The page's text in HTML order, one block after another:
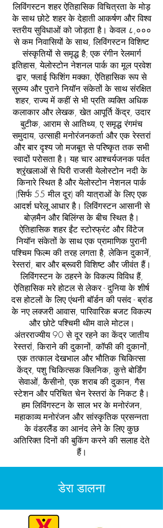
लिविंगस्टन शहर ऐतिहासिक विचित्रता के मोड़
के साथ छोटे शहर के देहाती आकर्षण और विश्व
स्तरीय सुविधाओं को जोड़ता है। केवल ८,०००
से कम निवासियों के साथ, लिविंगस्टन विशिष्ट
संस्कृतियों से समृद्ध है; एक रंगीन रेलमार्ग
इतिहास, येलोस्टोन नेशनल पार्क का मूल प्रवेश
द्वार, फ्लाई फिशिंग मक्का, ऐतिहासिक रूप से
सुरम्य और पुराने नियॉन संकेतों के साथ संरक्षित
शहर, राज्य में कहीं से भी प्रति व्यक्ति अधिक
कलाकार और लेखक, खेत आपूर्ति केंद्र, उदार
बुटीक, आराम से आतिथ्य, ए समृद्ध रंगमंच
समुदाय, उत्साही मनोरंजनकर्ता और एक रेस्तरां
और बार दृश्य जो मजबूत से परिष्कृत तक सभी
स्वादों परोसता है। यह चार आश्चर्यजनक पर्वत
श्रृंखलाओं से घिरी राजसी येलोस्टोन नदी के
किनारे स्थित है और येलोस्टोन नेशनल पार्क
(सिर्फ 55 मील दूर) की यात्राओं के लिए एक
आदर्श घरेलू आधार है। लिविंगस्टन आसानी से
बोज़मैन और बिलिंग्स के बीच स्थित है।
ऐतिहासिक शहर ईंट स्टोरफ्रंट और विंटेज
नियॉन संकेतों के साथ एक प्रामाणिक पुरानी
पश्चिम फिल्म की तरह लगता है, लेकिन दुकानें,
रेस्तरां, बार और ब्रूवरी विशिष्ट और जीवंत हैं।
लिविंगस्टन के ठहरने के विकल्प विविध हैं,
ऐतिहासिक मरे होटल से लेकर - दुनिया के शीर्ष
दस होटलों के लिए एंथनी बॉर्डन की पसंद - ब्रांड
के नए लक्जरी आवास, पारिवारिक बजट विकल्प
और छोटे पश्चिमी थीम वाले मोटल।
अंतरराज्यीय 90 से दूर रहने का केंद्र जातीय
रेस्तरां, किराने की दुकानों, कॉफी की दुकानों,
एक तत्काल देखभाल और भौतिक चिकित्सा
केंद्र, पशु चिकित्सक क्लिनिक, कुत्ते बोर्डिंग
सेवाओं, कैसीनो, एक शराब की दुकान, गैस
स्टेशन और परिचित चेन रेस्तरां के निकट है।
हम लिविंगस्टन के साल भर के मनोरंजन,
महाकाव्य मनोरंजन और सांस्कृतिक प्रसन्नता
के वंडरलैंड का आनंद लेने के लिए कुछ
अतिरिक्त दिनों की बुकिंग करने की सलाह देते
हैं।
डेरा डालना